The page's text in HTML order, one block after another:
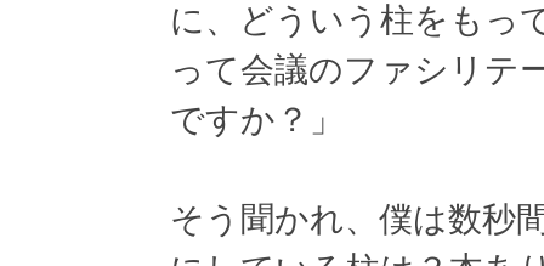
に、どういう柱をも
って会議のファシリテ
ですか？」
そう聞かれ、僕は数秒